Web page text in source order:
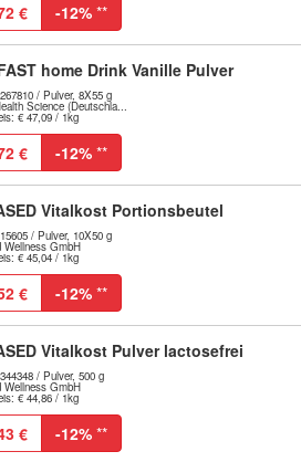
€ -12% **
home Drink Vanille Pulver
/ Pulver, 8X55 g
Science (Deutschla...
€ 47,09 / 1kg
€ -12% **
Vitalkost Portionsbeutel
/ Pulver, 10X50 g
Wellness GmbH
€ 45,04 / 1kg
€ -12% **
Vitalkost Pulver lactosefrei
/ Pulver, 500 g
Wellness GmbH
€ 44,86 / 1kg
€ -12% **